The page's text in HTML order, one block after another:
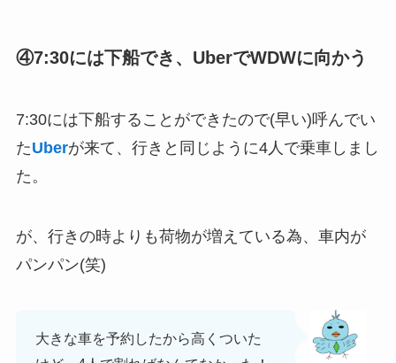
④7:30には下船でき、UberでWDWに向かう
7:30には下船することができたので(早い)呼んでい
たUberが来て、行きと同じように4人で乗車しまし
た。
が、行きの時よりも荷物が増えている為、車内が
パンパン(笑)
大きな車を予約したから高くついた